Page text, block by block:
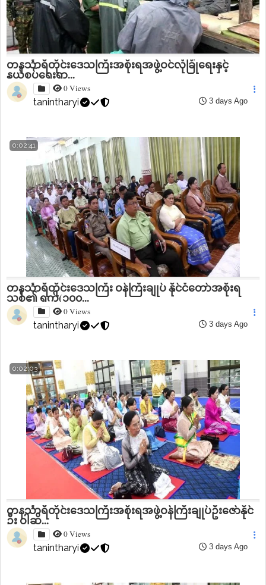
တနင်္သာရီတိုင်းဒေသကြီးအစိုးရအဖွဲ့ဝင်လုံခြုံရေးနှင့်
နယ်စပ်ရေးရာ...
0 Views
tanintharyi 3 days Ago
0:02:41
တနင်္သာရီတိုင်းဒေသကြီး ဝန်ကြီးချုပ် နိုင်ငံတော်အစိုးရ
သစ်၏ ရက်(၁၀၀...
0 Views
tanintharyi 3 days Ago
0:02:03
တနင်္သာရီတိုင်းဒေသကြီးအစိုးရအဖွဲ့ဝန်ကြီးချုပ်ဦးဇော်နိုင်
ဦး ဝါဆိ...
0 Views
tanintharyi 3 days Ago